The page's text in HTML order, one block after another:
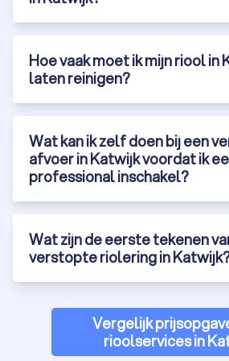
professioneel rioolontstoppingsbedrijf:
Ervaring en expertise:
Katwijk heeft jarenlange ervaring
Geavanceerde apparatuur:
beschikken over de nieuwste
rioolservices in Katwijk een snelle
spoedservice.
Duurzame oplossingen:naast het
maatregelen om toekomstige
voorkomen.
Offertes aanvragen via
Trustoo maakt het eenvoudig om het
Katwijk te vinden. Via ons platform
vrijblijvend vier offertes aan bij lokale
Hoe vaak moet ik mijn riool in
laten reinigen?
Wat kan ik zelf doen bij een
afvoer in Katwijk voordat ik
professional inschakel?
Wat zijn de eerste tekenen
verstopte riolering in
Vergelijk
rioolservices in